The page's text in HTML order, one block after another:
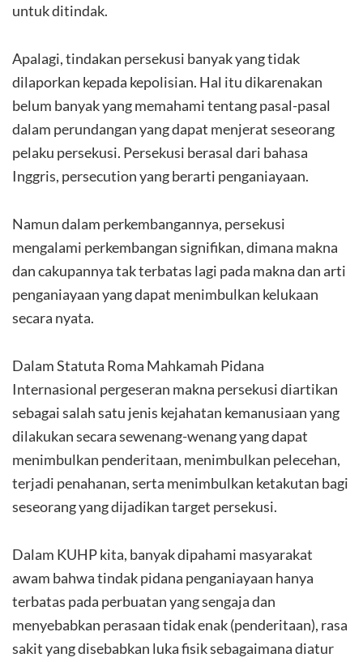
untuk ditindak.
Apalagi, tindakan persekusi banyak yang tidak
dilaporkan kepada kepolisian. Hal itu dikarenakan
belum banyak yang memahami tentang pasal-pasal
dalam perundangan yang dapat menjerat seseorang
pelaku persekusi. Persekusi berasal dari bahasa
Inggris, persecution yang berarti penganiayaan.
Namun dalam perkembangannya, persekusi
mengalami perkembangan signifikan, dimana makna
dan cakupannya tak terbatas lagi pada makna dan arti
penganiayaan yang dapat menimbulkan kelukaan
secara nyata.
Dalam Statuta Roma Mahkamah Pidana
Internasional pergeseran makna persekusi diartikan
sebagai salah satu jenis kejahatan kemanusiaan yang
dilakukan secara sewenang-wenang yang dapat
menimbulkan penderitaan, menimbulkan pelecehan,
terjadi penahanan, serta menimbulkan ketakutan bagi
seseorang yang dijadikan target persekusi.
Dalam KUHP kita, banyak dipahami masyarakat
awam bahwa tindak pidana penganiayaan hanya
terbatas pada perbuatan yang sengaja dan
menyebabkan perasaan tidak enak (penderitaan), rasa
sakit yang disebabkan luka fisik sebagaimana diatur